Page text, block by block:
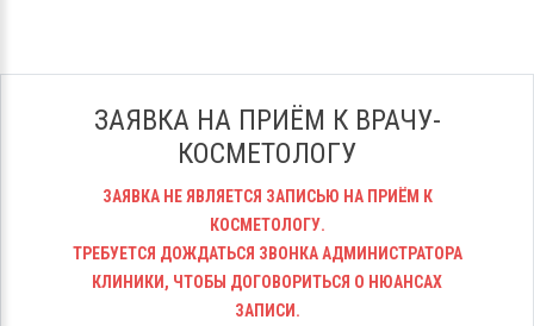
ЗАЯВКА НА ПРИЁМ К ВРАЧУ-
КОСМЕТОЛОГУ
ЗАЯВКА НЕ ЯВЛЯЕТСЯ ЗАПИСЬЮ НА ПРИЁМ К
КОСМЕТОЛОГУ.
ТРЕБУЕТСЯ ДОЖДАТЬСЯ ЗВОНКА АДМИНИСТРАТОРА
КЛИНИКИ, ЧТОБЫ ДОГОВОРИТЬСЯ О НЮАНСАХ
ЗАПИСИ.